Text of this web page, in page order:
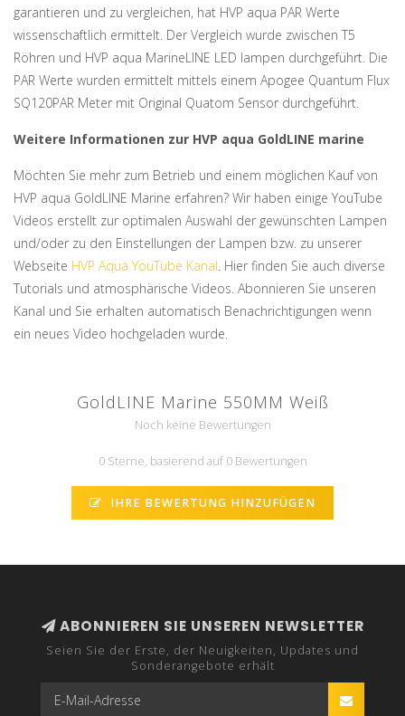
garantieren und zu vergleichen, hat HVP aqua PAR Werte
wissenschaftlich ermittelt. Der Vergleich wurde zwischen T5
Röhren und HVP aqua MarineLINE LED lampen durchgeführt. Die
PAR Werte wurden ermittelt mittels einem Apogee Quantum Flux
SQ120PAR Meter mit Original Quatom Sensor durchgeführt.
Weitere Informationen zur HVP aqua GoldLINE marine
Möchten Sie mehr zum Betrieb und einem möglichen Kauf von
HVP aqua GoldLINE Marine erfahren? Wir haben einige YouTube
Videos erstellt zur optimalen Auswahl der gewünschten Lampen
und/oder zu den Einstellungen der Lampen bzw. zu unserer
Webseite HVP Aqua YouTube Kanal. Hier finden Sie auch diverse
Tutorials und atmosphärische Videos. Abonnieren Sie unseren
Kanal und Sie erhalten automatisch Benachrichtigungen wenn
ein neues Video hochgeladen wurde.
GoldLINE Marine 550MM Weiß
Noch keine Bewertungen
0 Sterne, basierend auf 0 Bewertungen
IHRE BEWERTUNG HINZUFÜGEN
ABONNIEREN SIE UNSEREN NEWSLETTER
Seien Sie der Erste, der Neuigkeiten, Updates und
Sonderangebote erhält